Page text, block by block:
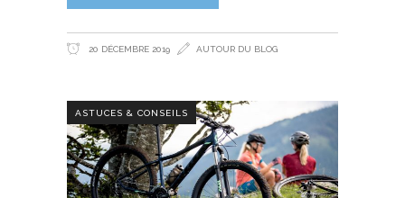
20 DÉCEMBRE 2019 AUTOUR DU BLOG
ASTUCES & CONSEILS